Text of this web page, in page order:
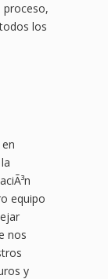
proceso,
los
equipo
nos
y